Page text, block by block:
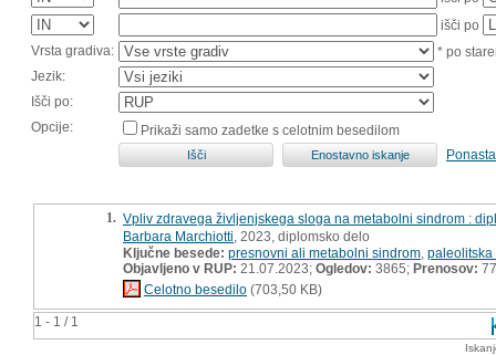
išči po
Vrsta gradiva:
* po
Jezik:
Išči po:
Opcije:
Prikaži samo zadetke s celotnim besedilom
1 - 1 / 1
1. Vpliv zdravega življenjskega sloga na metabolni sindrom :
Barbara Marchiotti , 2023, diplomsko delo
Ključne besede: presnovni ali metabolni sindrom paleolitska
Objavljeno v RUP: 21.07.2023; Ogledov: 3865; Prenosov: 77
Celotno besedilo (703,50 KB)